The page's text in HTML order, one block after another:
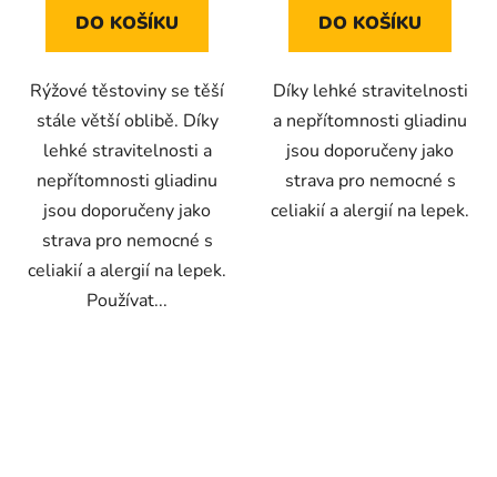
5
DO KOŠÍKU
Rýžové těstoviny se těší
stále větší oblibě. Díky
lehké stravitelnosti a
nepřítomnosti gliadinu
jsou doporučeny jako
strava pro nemocné s
celiakií a alergií na lepek.
Používat...
5
DO KOŠÍKU
Díky lehké stravitelnosti
a nepřítomnosti gliadinu
jsou doporučeny jako
strava pro nemocné s
celiakií a alergií na lepek.